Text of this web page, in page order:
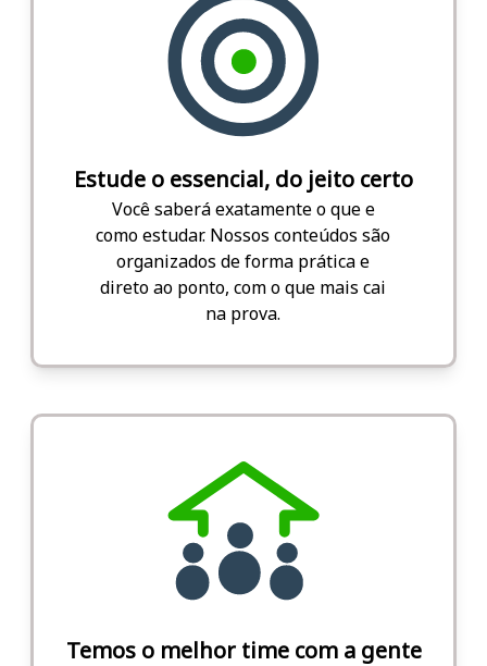
Estude o essencial, do jeito certo
Você saberá exatamente o que e
como estudar. Nossos conteúdos são
organizados de forma prática e
direto ao ponto, com o que mais cai
na prova.
Temos o melhor time com a gente